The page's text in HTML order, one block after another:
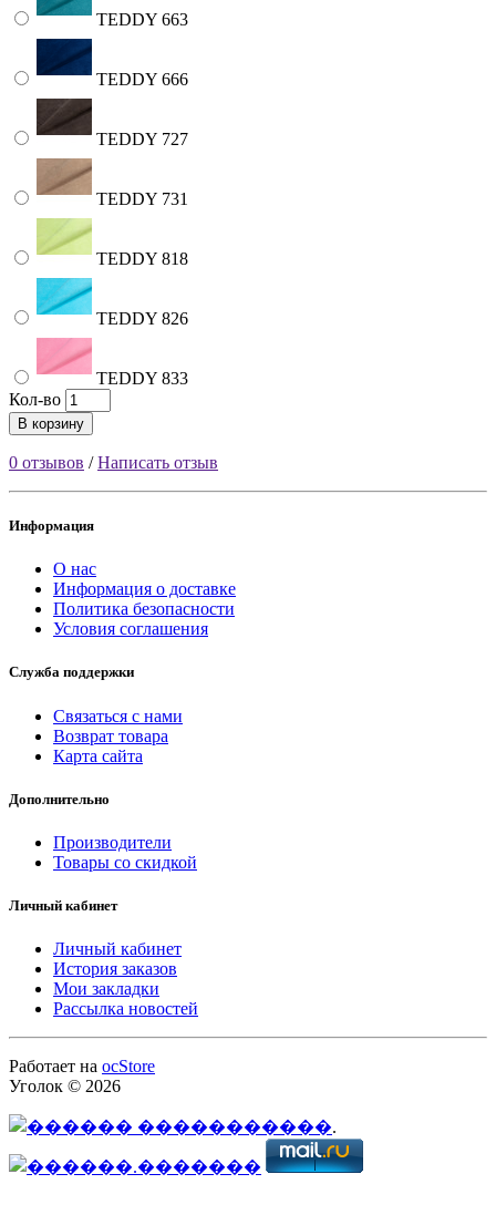
TEDDY 663
TEDDY 666
TEDDY 727
TEDDY 731
TEDDY 818
TEDDY 826
TEDDY 833
Кол-во
В корзину
0 отзывов /Написать отзыв
Информация
О нас
Информация о доставке
Политика безопасности
Условия соглашения
Служба поддержки
Связаться с нами
Возврат товара
Карта сайта
Дополнительно
Производители
Товары со скидкой
Личный кабинет
Личный кабинет
История заказов
Мои закладки
Рассылка новостей
Работает на ocStore
Уголок © 2026
.